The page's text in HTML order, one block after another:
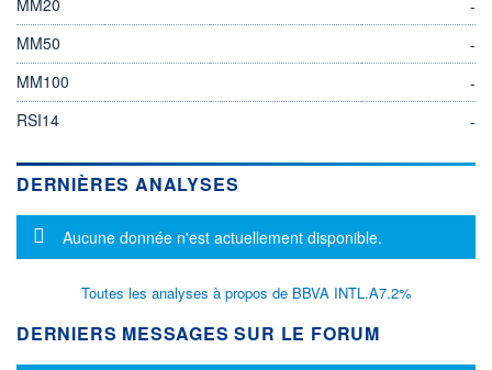
-
MM50
-
MM100
-
RSI14
-
DERNIÈRES ANALYSES
Message d'information
Aucune donnée n'est actuellement disponible.
Toutes les analyses à propos de BBVA INTL.A7.2%
DERNIERS MESSAGES SUR LE FORUM